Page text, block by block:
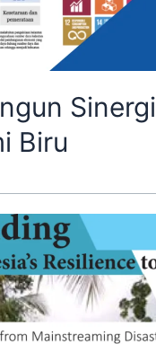
Sinergi
Biru